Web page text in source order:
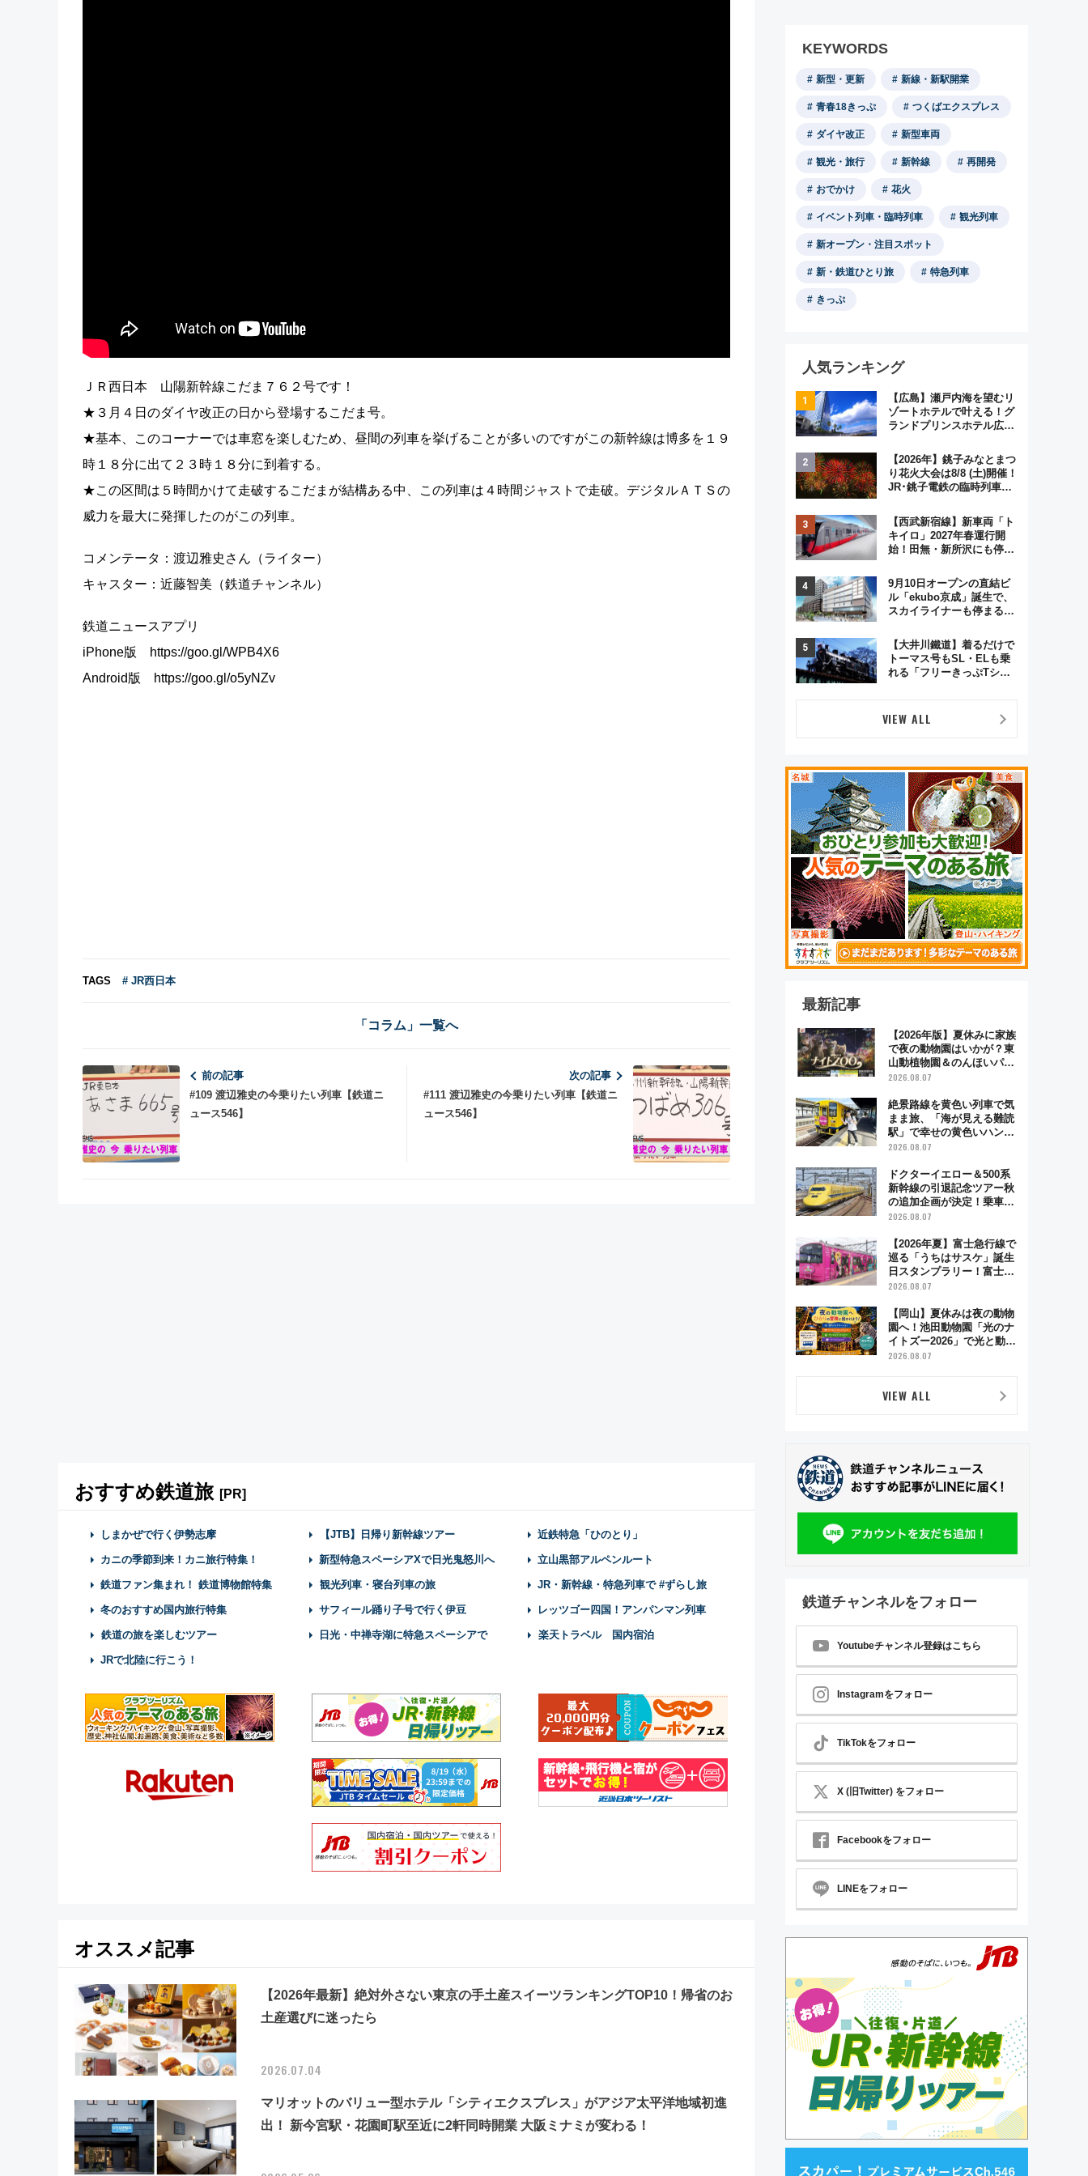
ＪＲ西日本 山陽新幹線こだま７６２号です！
★３月４日のダイヤ改正の日から登場するこだま号。
★基本、このコーナーでは車窓を楽しむため、昼間の列車を挙げることが多いのですがこの新幹線は博多を１９
時１８分に出て２３時１８分に到着する。
★この区間は５時間かけて走破するこだまが結構ある中、この列車は４時間ジャストで走破。デジタルＡＴＳの
威力を最大に発揮したのがこの列車。
コメンテータ：渡辺雅史さん（ライター）
キャスター：近藤智美（鉄道チャンネル）
鉄道ニュースアプリ
iPhone版 https://goo.gl/WPB4X6
Android版 https://goo.gl/o5yNZv
TAGS # JR西日本
「コラム」一覧へ
前の記事
#109 渡辺雅史の今乗りたい列車【鉄道ニ
ュース546】
次の記事
#111 渡辺雅史の今乗りたい列車【鉄道ニ
ュース546】
おすすめ鉄道旅 [PR]
しまかぜで行く伊勢志摩 【JTB】日帰り新幹線ツアー 近鉄特急「ひのとり」
カニの季節到来！カニ旅行特集！ 新型特急スペーシアXで日光鬼怒川へ 立山黒部アルペンルート
鉄道ファン集まれ！ 鉄道博物館特集 観光列車・寝台列車の旅 JR・新幹線・特急列車で #ずらし旅
冬のおすすめ国内旅行特集 サフィール踊り子号で行く伊豆 レッツゴー四国！アンパンマン列車
鉄道の旅を楽しむツアー 日光・中禅寺湖に特急スペーシアで 楽天トラベル 国内宿泊
JRで北陸に行こう！
オススメ記事
【2026年最新】絶対外さない東京の手土産スイーツランキングTOP10！帰省のお
土産選びに迷ったら
2026.07.04
マリオットのバリュー型ホテル「シティエクスプレス」がアジア太平洋地域初進
出！ 新今宮駅・花園町駅至近に2軒同時開業 大阪ミナミが変わる！
KEYWORDS
新型・更新 新線・新駅開業
青春18きっぷ つくばエクスプレス
ダイヤ改正 新型車両
観光・旅行 新幹線 再開発
おでかけ 花火
イベント列車・臨時列車 観光列車
新オープン・注目スポット
新・鉄道ひとり旅 特急列車
きっぷ
人気ランキング
【広島】瀬戸内海を望むリ
ゾートホテルで叶える！グ
ランドプリンスホテル広島
ジュアルパーティープラン
【2026年】銚子みなとまつ
り花火大会は8/8 (土)開催！
JR･銚子電鉄の臨時列車や
く8,000発の大迫力＆屋台
を満喫
【西武新宿線】新車両「ト
キイロ」2027年春運行開
始！田無・新所沢にも停
弾」も
9月10日オープンの直結ビ
ル「ekubo京成」誕生で、
スカイライナーも停まる巨
変わる？ 全テナント情報も
公開！
【大井川鐵道】着るだけで
トーマス号もSL・ELも乗
れる「フリーきっぷTシャ
VIEW ALL
最新記事
【2026年版】夏休みに家族
で夜の動物園はいかが？東
山動植物園＆のんほいパー
ク「ナイトZOO」開催情報
2026.08.07
絶景路線を黄色い列車で気
まま旅、「海が見える難読
駅」で幸せの黄色いハンカ
チに願いを 「新・鉄道ひ
「島原鉄道」
2026.08.07
ドクターイエロー＆500系
新幹線の引退記念ツアー秋
の追加企画が決定！乗車体
験やグッズ・ホテル情報ま
2026.08.07
【2026年夏】富士急行線で
巡る「うちはサスケ」誕生
日スタンプラリー！富士急
ハイランド限定グルメ＆グ
2026.08.07
【岡山】夏休みは夜の動物
園へ！池田動物園「光のナ
イトズー2026」で光と動物
が彩る特別な夜
2026.08.07
VIEW ALL
鉄道チャンネルをフォロー
Youtubeチャンネル登録はこちら
Instagramをフォロー
TikTokをフォロー
X (旧Twitter) をフォロー
Facebookをフォロー
LINEをフォロー